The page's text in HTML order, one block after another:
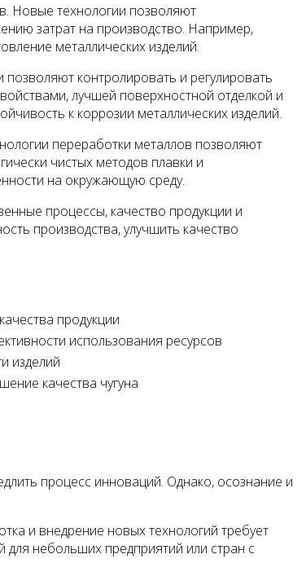
Новые технологии позволяют
затрат на производство. Например,
металлических изделий.
контролировать и регулировать
лучшей поверхностной отделкой и
к коррозии металлических изделий.
переработки металлов позволяют
чистых методов плавки и
на окружающую среду.
процессы, качество продукции и
производства, улучшить качество
продукции
использования ресурсов
изделий
качества чугуна
процесс инноваций. Однако, осознание и
и внедрение новых технологий требует
небольших предприятий или стран с